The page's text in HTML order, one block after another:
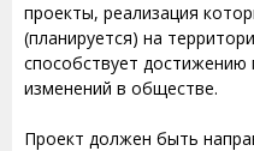
проекты, реализация
(планируется) на
способствует достижению
изменений в обществе.
Проект должен быть